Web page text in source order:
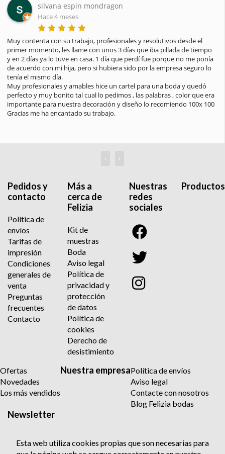
silvana espin mondragon
Hace 4 meses
Muy contenta con su trabajo, profesionales y resolutivos desde el
primer momento, les llame con unos 3 días que iba pillada de tiempo
y en 2 días ya lo tuve en casa. 1 día que perdí fue porque no me ponía
de acuerdo con mi hija, pero si hubiera sido por la empresa seguro lo
tenía el mismo día.
Muy profesionales y amables hice un cartel para una boda y quedó
perfecto y muy bonito tal cual lo pedimos , las palabras , color que era
importante para nuestra decoración y diseño lo recomiendo 100x 100
Gracias me ha encantado su trabajo.
‹ ›
Pedidos y
contacto
Política de
envíos
Tarifas de
impresión
Condiciones
generales de
venta
Preguntas
frecuentes
Contacto
Más a
cerca de
Felizia
Kit de
muestras
Boda
Aviso legal
Política de
privacidad y
protección
de datos
Política de
cookies
Derecho de
desistimiento
Nuestras
redes
sociales
Productos
Ofertas
Novedades
Los más vendidos
Nuestra empresaPolítica de envíos
Aviso legal
Contacte con nosotros
Blog Felizia bodas
Newsletter
Esta web utiliza cookies propias que son necesarias para